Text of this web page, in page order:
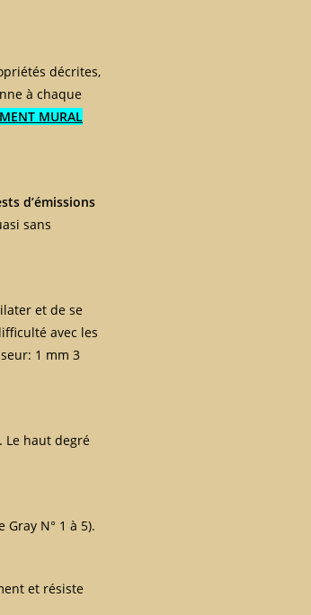
décrites,
à chaque
MURAL
d’émissions
sans
et de se
avec les
1 mm 3
Le haut degré
N° 1 à 5).
et résiste